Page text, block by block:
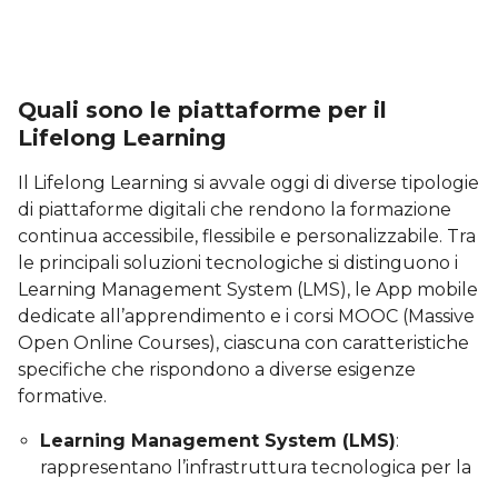
Quali sono le piattaforme per il
Lifelong Learning
Il Lifelong Learning si avvale oggi di diverse tipologie
di piattaforme digitali che rendono la formazione
continua accessibile, flessibile e personalizzabile. Tra
le principali soluzioni tecnologiche si distinguono i
Learning Management System (LMS), le App mobile
dedicate all’apprendimento e i corsi MOOC (Massive
Open Online Courses), ciascuna con caratteristiche
specifiche che rispondono a diverse esigenze
formative.
Learning Management System (LMS):
rappresentano l’infrastruttura tecnologica per la